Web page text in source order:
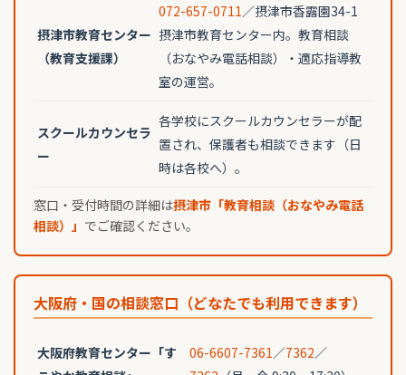
摂津市教育センター
（教育支援課）
072-657-0711 ／摂津市香露園34-1
摂津市教育センター内。教育相談
（おなやみ電話相談）・適応指導教
室の運営。
スクールカウンセラ
ー
各学校にスクールカウンセラーが配
置され、保護者も相談できます（日
時は各校へ）。
窓口・受付時間の詳細は摂津市「教育相談（おなやみ電話
相談）」 でご確認ください。
大阪府・国の相談窓口（どなたでも利用できます）
大阪府教育センター「す
06-6607-7361 ／7362／